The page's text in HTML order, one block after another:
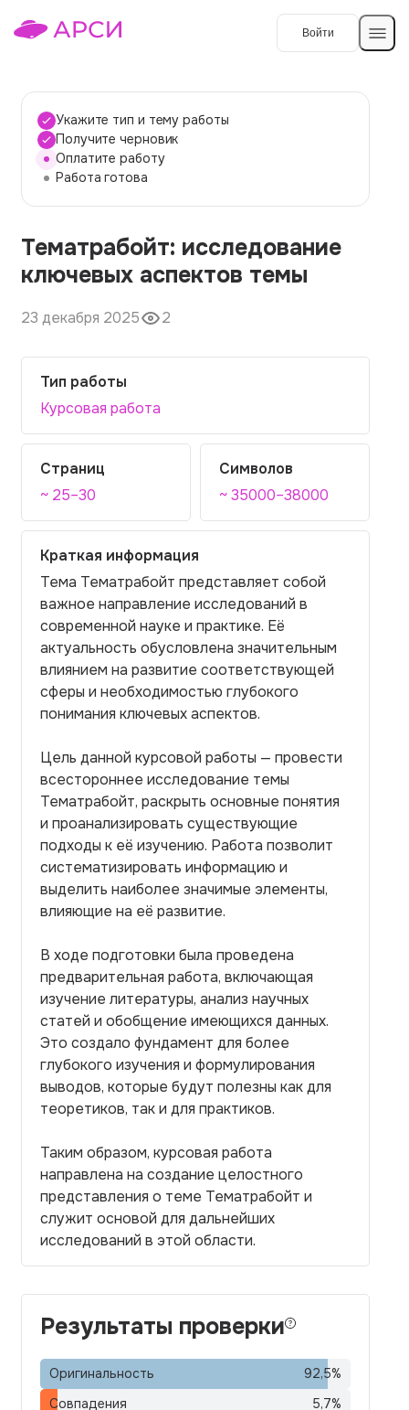
Войти
Темы работ
О сервисе
О компании
Наши гарантии
Порядок оплаты
Вопросы и ответы
Отзывы
Контакты
Укажите тип и тему работы
Получите черновик
Оплатите работу
Работа готова
Тематрaбойт: исследование
ключевых аспектов темы
23 декабря 2025 2
Тип работы
Курсовая работа
Страниц
~ 25–30
Символов
~ 35000–38000
Краткая информация
Тема Тематрaбойт представляет собой
важное направление исследований в
современной науке и практике. Её
актуальность обусловлена значительным
влиянием на развитие соответствующей
сферы и необходимостью глубокого
понимания ключевых аспектов.
Цель данной курсовой работы — провести
всестороннее исследование темы
Тематрaбойт, раскрыть основные понятия
и проанализировать существующие
подходы к её изучению. Работа позволит
систематизировать информацию и
выделить наиболее значимые элементы,
влияющие на её развитие.
В ходе подготовки была проведена
предварительная работа, включающая
изучение литературы, анализ научных
статей и обобщение имеющихся данных.
Это создало фундамент для более
глубокого изучения и формулирования
выводов, которые будут полезны как для
теоретиков, так и для практиков.
Таким образом, курсовая работа
направлена на создание целостного
представления о теме Тематрaбойт и
служит основой для дальнейших
исследований в этой области.
Результаты проверки
Оригинальность 92,5%
Совпадения
5,7%